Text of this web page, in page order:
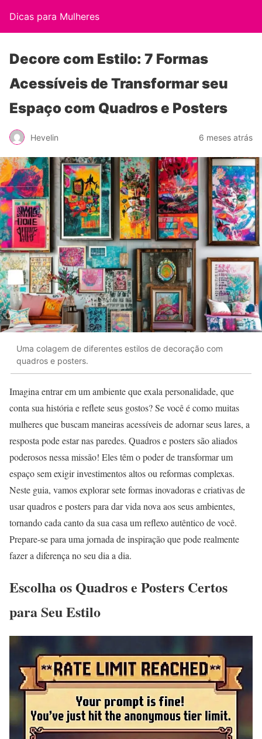
Dicas para Mulheres
Decore com Estilo: 7 Formas
Acessíveis de Transformar seu
Espaço com Quadros e Posters
Hevelin 6 meses atrás
Uma colagem de diferentes estilos de decoração com
quadros e posters.
Imagina entrar em um ambiente que exala personalidade, que
conta sua história e reflete seus gostos? Se você é como muitas
mulheres que buscam maneiras acessíveis de adornar seus lares, a
resposta pode estar nas paredes. Quadros e posters são aliados
poderosos nessa missão! Eles têm o poder de transformar um
espaço sem exigir investimentos altos ou reformas complexas.
Neste guia, vamos explorar sete formas inovadoras e criativas de
usar quadros e posters para dar vida nova aos seus ambientes,
tornando cada canto da sua casa um reflexo autêntico de você.
Prepare-se para uma jornada de inspiração que pode realmente
fazer a diferença no seu dia a dia.
Escolha os Quadros e Posters Certos
para Seu Estilo